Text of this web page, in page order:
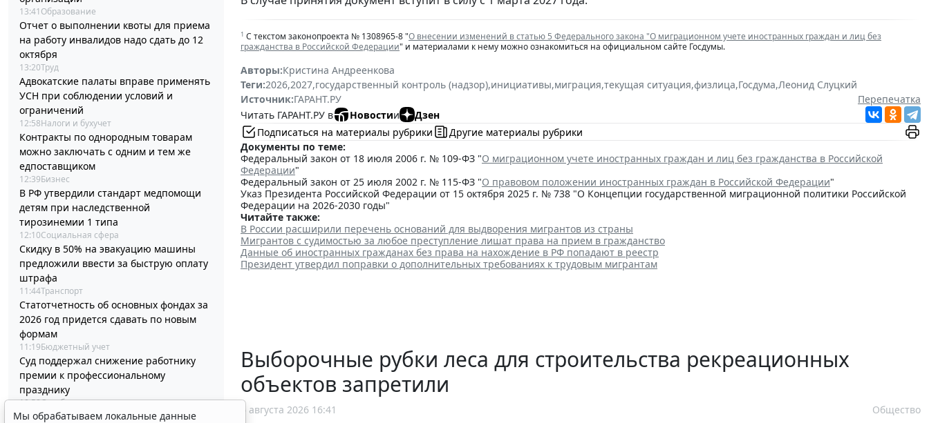
13:41 Образование
Отчет о выполнении квоты для приема
на работу инвалидов надо сдать до 12
октября
13:20Труд
Адвокатские палаты вправе применять
УСН при соблюдении условий и
ограничений
12:58Налоги и бухучет
Контракты по однородным товарам
можно заключать с одним и тем же
едпоставщиком
12:39Бизнес
В РФ утвердили стандарт медпомощи
детям при наследственной
тирозинемии 1 типа
12:10Социальная сфера
Скидку в 50% на эвакуацию машины
предложили ввести за быструю оплату
штрафа
11:44Транспорт
Статотчетность об основных фондах за
2026 год придется сдавать по новым
формам
11:19Бюджетный учет
Суд поддержал снижение работнику
премии к профессиональному
празднику
10:58Судебная практика
1 С текстом законопроекта № 1308965-8 "О внесении изменений в статью 5 Федерального закона "О миграционном учете иностранных граждан и лиц без
гражданства в Российской Федерации" и материалами к нему можно ознакомиться на официальном сайте Госдумы.
Авторы:Кристина Андреенкова
Теги:2026,2027,государственный контроль (надзор),инициативы,миграция,текущая ситуация,физлица,Госдума,Леонид Слуцкий
Источник:ГАРАНТ.РУ
Перепечатка
Читать ГАРАНТ.РУ в
Новостии
Дзен
Подписаться на материалы рубрики
Другие материалы рубрики
Документы по теме:
Федеральный закон от 18 июля 2006 г. № 109-ФЗ "О миграционном учете иностранных граждан и лиц без гражданства в Российской
Федерации"
Федеральный закон от 25 июля 2002 г. № 115-ФЗ "О правовом положении иностранных граждан в Российской Федерации"
Указ Президента Российской Федерации от 15 октября 2025 г. № 738 "О Концепции государственной миграционной политики Российской
Федерации на 2026-2030 годы"
Читайте также:
В России расширили перечень оснований для выдворения мигрантов из страны
Мигрантов с судимостью за любое преступление лишат права на прием в гражданство
Данные об иностранных гражданах без права на нахождение в РФ попадают в реестр
Президент утвердил поправки о дополнительных требованиях к трудовым мигрантам
Выборочные рубки леса для строительства рекреационных
объектов запретили
6 августа 2026 16:41 Общество
Мы обрабатываем локальные данные